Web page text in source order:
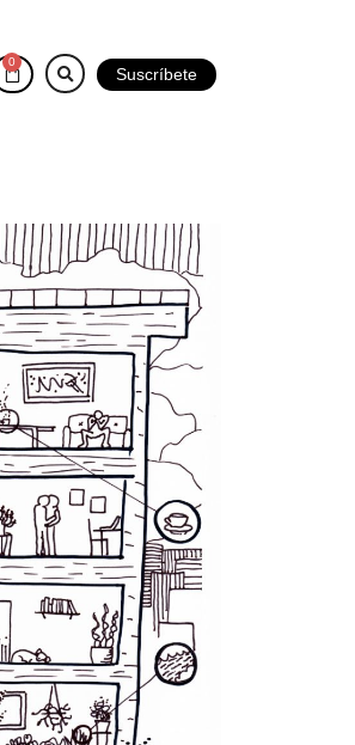
0
Suscríbete